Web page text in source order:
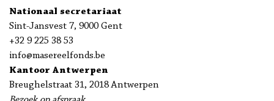
Nationaal secretariaat
Sint-Jansvest 7, 9000 Gent
+32 9 225 38 53
info@masereelfonds.be
Kantoor Antwerpen
Breughelstraat 31, 2018 Antwerpen